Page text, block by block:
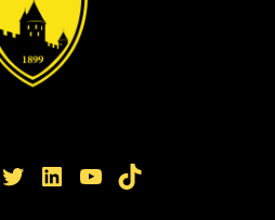
Twitter LinkedIn YouTube TikTok